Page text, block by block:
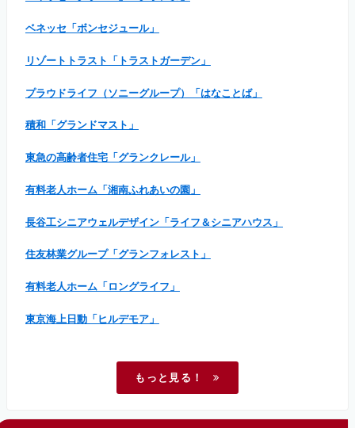
ベネッセ「ボンセジュール」
リゾートトラスト「トラストガーデン」
プラウドライフ（ソニーグループ）「はなことば」
積和「グランドマスト」
東急の高齢者住宅「グランクレール」
有料老人ホーム「湘南ふれあいの園」
長谷工シニアウェルデザイン「ライフ＆シニアハウス」
住友林業グループ「グランフォレスト」
有料老人ホーム「ロングライフ」
東京海上日動「ヒルデモア」
もっと見る！